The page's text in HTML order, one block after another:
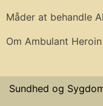
Måder at behandle
Om Ambulant
Sundhed og